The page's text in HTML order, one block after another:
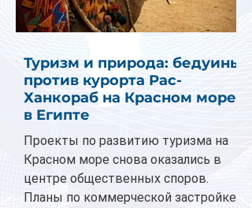
Туризм и природа: бедуины
против курорта Рас-
Ханкораб на Красном море
в Египте
Проекты по развитию туризма на
Красном море снова оказались в
центре общественных споров.
Планы по коммерческой застройке